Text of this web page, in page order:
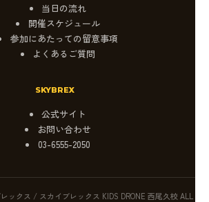
当日の流れ
開催スケジュール
参加にあたっての留意事項
よくあるご質問
SKYBREX
公式サイト
お問い合わせ
03-6555-2050
ックス / スカイブレックス KIDS DRONE 西尾久校 ALL